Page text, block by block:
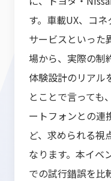
す。車載UX、コ
サービスといった
場から、実際の制
体験設計のリアル
とことで言っても
ートフォンとの連
ど、求められる視
なります。本イベ
での試行錯誤を比